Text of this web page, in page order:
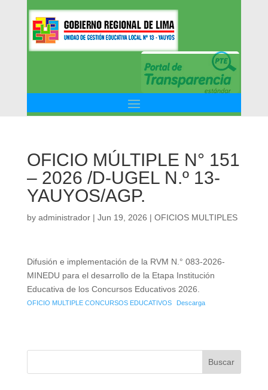
OFICIO MÚLTIPLE N° 151
– 2026 /D-UGEL N.º 13-
YAUYOS/AGP.
by administrador| Jun 19, 2026 | OFICIOS MULTIPLES
Difusión e implementación de la RVM N.° 083-2026-
MINEDU para el desarrollo de la Etapa Institución
Educativa de los Concursos Educativos 2026.
OFICIO MULTIPLE CONCURSOS EDUCATIVOS Descarga
Buscar